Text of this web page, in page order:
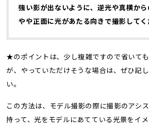
強い影が出ないように、逆光や真横から
やや正面に光があたる向きで撮影して
★のポイントは、少し複雑ですので省いて
が、やっていただけそうな場合は、ぜひ記
い。
この方法は、モデル撮影の際に撮影のアシ
持って、光をモデルにあてている光景をイ